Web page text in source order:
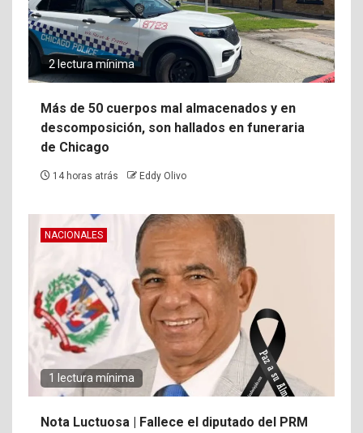
2 lectura mínima
Más de 50 cuerpos mal almacenados y en
descomposición, son hallados en funeraria
de Chicago
14 horas atrás Eddy Olivo
NACIONALES
1 lectura mínima
Nota Luctuosa | Fallece el diputado del PRM